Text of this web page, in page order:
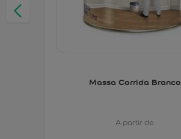
Massa Corrida Branco
A partir de